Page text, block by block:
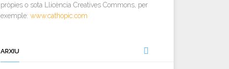
pròpies o sota Llicència Creatives Commons, per
exemple: www.cathopic.com
ARXIU